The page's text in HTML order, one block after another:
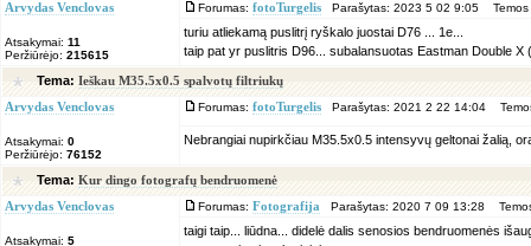
Arvydas Venclovas
Atsakymai: 11
Peržiūrėjo: 215615
Forumas: fotoTurgelis Parašytas: 2023 5 02 9:05 Temos
turiu atliekamą puslitrį ryškalo juostai D76 ... 1e...
taip pat yr puslitris D96... subalansuotas Eastman Double
Tema: Ieškau M35.5x0.5 spalvotų filtriukų
Arvydas Venclovas
Atsakymai: 0
Peržiūrėjo: 76152
Forumas: fotoTurgelis Parašytas: 2021 2 22 14:04
Nebrangiai nupirkčiau M35.5x0.5 intensyvų geltonai žalią,
Tema: Kur dingo fotografų bendruomenė
Arvydas Venclovas
Atsakymai: 5
Forumas: Fotografija Parašytas: 2020 7 09 13:28
taigi taip... liūdna... didelė dalis senosios bendruomenės